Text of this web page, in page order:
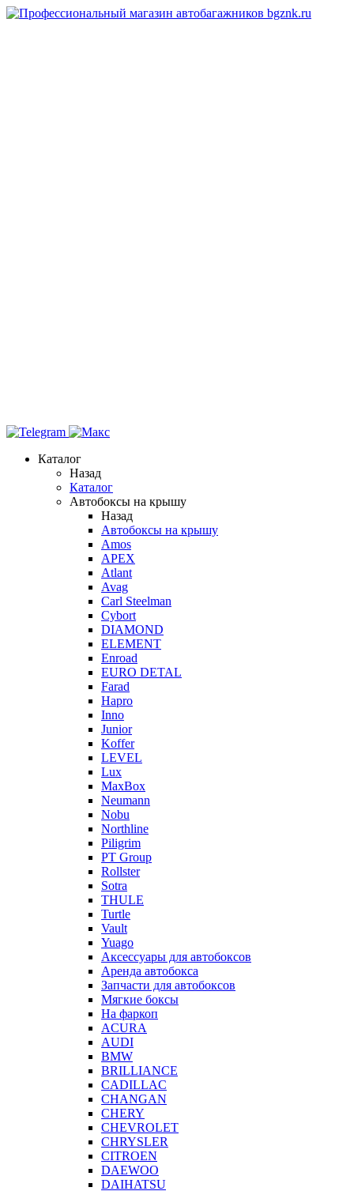
Каталог
Назад
Каталог
Автобоксы на крышу
Назад
Автобоксы на крышу
Amos
APEX
Atlant
Avag
Carl Steelman
Cybort
DIAMOND
ELEMENT
Enroad
EURO DETAL
Farad
Hapro
Inno
Junior
Koffer
LEVEL
Lux
MaxBox
Neumann
Nobu
Northline
Piligrim
PT Group
Rollster
Sotra
THULE
Turtle
Vault
Yuago
Аксессуары для автобоксов
Аренда автобокса
Запчасти для автобоксов
Мягкие боксы
На фаркоп
ACURA
AUDI
BMW
BRILLIANCE
CADILLAC
CHANGAN
CHERY
CHEVROLET
CHRYSLER
CITROEN
DAEWOO
DAIHATSU